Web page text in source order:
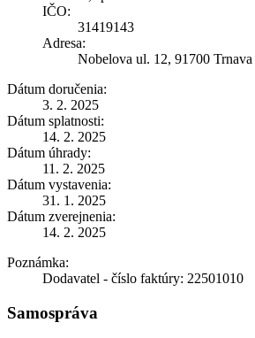
IČO:
31419143
Adresa:
Nobelova ul. 12, 91700 Trnava
Dátum doručenia:
3. 2. 2025
Dátum splatnosti:
14. 2. 2025
Dátum úhrady:
11. 2. 2025
Dátum vystavenia:
31. 1. 2025
Dátum zverejnenia:
14. 2. 2025
Poznámka:
Dodavatel - číslo faktúry: 22501010
Samospráva